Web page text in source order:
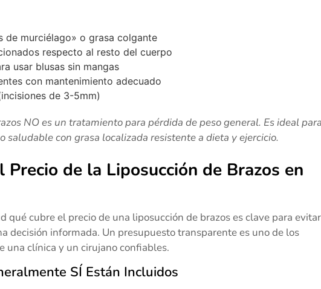
de murciélago» o grasa colgante
respecto al resto del cuerpo
usar blusas sin mangas
con mantenimiento adecuado
de 3-5mm)
NO es un tratamiento para pérdida de peso general. Es ideal para
saludable con grasa localizada resistente a dieta y ejercicio.
Precio de la Liposucción de Brazos en
qué cubre el precio de una liposucción de brazos es clave para evitar
decisión informada. Un presupuesto transparente es uno de los
una clínica y un cirujano confiables.
SÍ Están Incluidos